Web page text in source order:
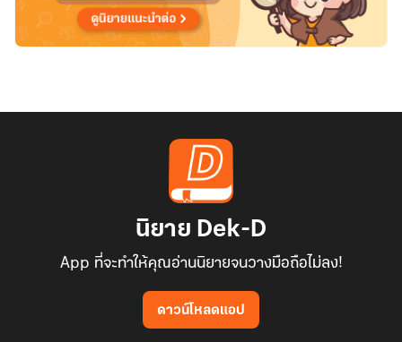
นิยาย Dek-D
App ที่จะทำให้คุณอ่านนิยายจนวางมือถือไม่ลง!
ดาวน์โหลดแอป